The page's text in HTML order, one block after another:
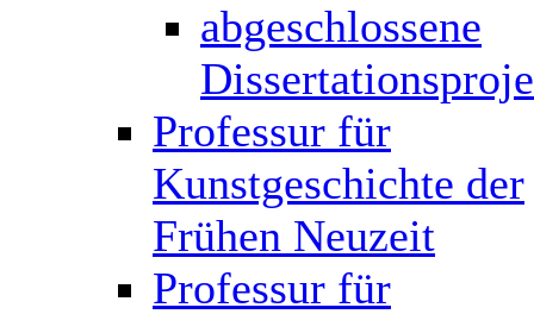
abgeschlossene
Professur für
Kunstgeschichte der
Frühen Neuzeit
Professur für